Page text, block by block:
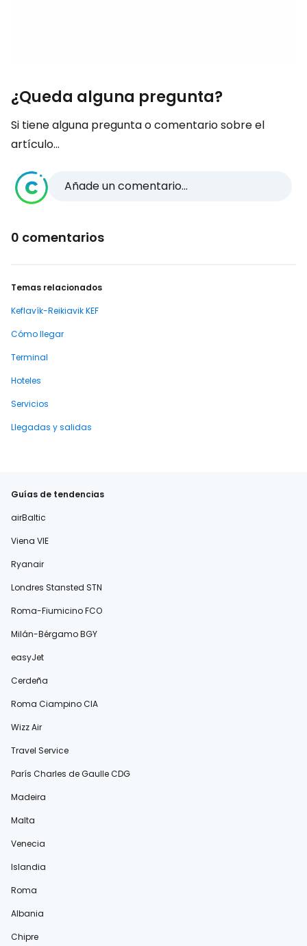
¿Queda alguna pregunta?
Si tiene alguna pregunta o comentario sobre el
artículo...
Añade un comentario...
0 comentarios
Temas relacionados
Keflavík-Reikiavik KEF
Cómo llegar
Terminal
Hoteles
Servicios
Llegadas y salidas
Guías de tendencias
airBaltic
Viena VIE
Ryanair
Londres Stansted STN
Roma-Fiumicino FCO
Milán-Bérgamo BGY
easyJet
Cerdeña
Roma Ciampino CIA
Wizz Air
Travel Service
París Charles de Gaulle CDG
Madeira
Malta
Venecia
Islandia
Roma
Albania
Chipre